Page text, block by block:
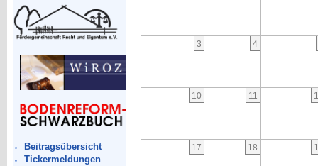
Beitragsübersicht
Tickermeldungen
3 4
10 11
17 18